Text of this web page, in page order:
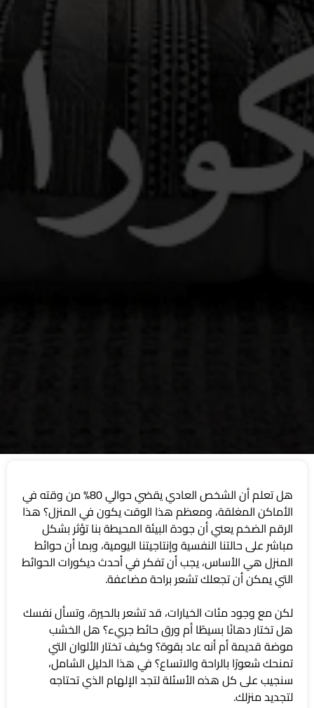
هل تعلم أن الشخص العادي يقضي حوالي 80% من وقته في
الأماكن المغلقة، ومعظم هذا الوقت يكون في المنزل؟ هذا
الرقم الضخم يعني أن جودة البيئة المحيطة بنا تؤثر بشكل
مباشر على حالتنا النفسية وإنتاجيتنا اليومية، وبما أن حوائط
المنزل هي الأساس، يجب أن تفكر في أحدث ديكورات الحوائط
التي يمكن أن تجعلك تشعر براحة مضاعفة.
لكن مع وجود مئات الخيارات، قد تشعر بالحيرة، وتسأل نفسك
هل تختار دهانًا بسيطًا أم ورق حائط جريء؟ هل الخشب
موضة قديمة أم أنه عاد بقوة؟ وكيف تختار الألوان التي
تمنحك شعورًا بالراحة والاتساع؟ في هذا الدليل الشامل،
سنجيب على كل هذه الأسئلة لتجد الإلهام الذي تحتاجه
لتجديد منزلك.